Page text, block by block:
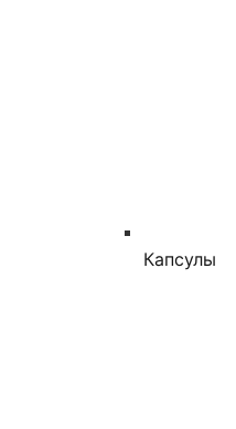
Капсулы